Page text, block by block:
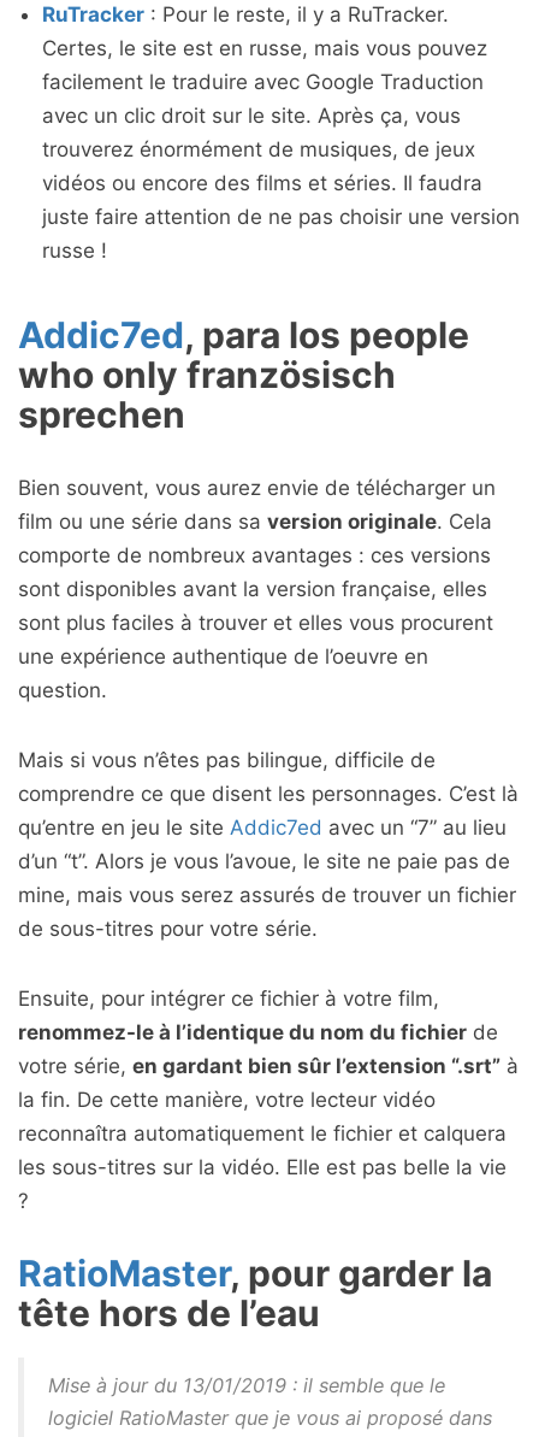
RuTracker : Pour le reste, il y a RuTracker.
Certes, le site est en russe, mais vous pouvez
facilement le traduire avec Google Traduction
avec un clic droit sur le site. Après ça, vous
trouverez énormément de musiques, de jeux
vidéos ou encore des films et séries. Il faudra
juste faire attention de ne pas choisir une version
russe !
Addic7ed, para los people
who only französisch
sprechen
Bien souvent, vous aurez envie de télécharger un
film ou une série dans sa version originale. Cela
comporte de nombreux avantages : ces versions
sont disponibles avant la version française, elles
sont plus faciles à trouver et elles vous procurent
une expérience authentique de l’oeuvre en
question.
Mais si vous n’êtes pas bilingue, difficile de
comprendre ce que disent les personnages. C’est là
qu’entre en jeu le site Addic7ed avec un “7” au lieu
d’un “t”. Alors je vous l’avoue, le site ne paie pas de
mine, mais vous serez assurés de trouver un fichier
de sous-titres pour votre série.
Ensuite, pour intégrer ce fichier à votre film,
renommez-le à l’identique du nom du fichier de
votre série, en gardant bien sûr l’extension “.srt” à
la fin. De cette manière, votre lecteur vidéo
reconnaîtra automatiquement le fichier et calquera
les sous-titres sur la vidéo. Elle est pas belle la vie
?
RatioMaster, pour garder la
tête hors de l’eau
Mise à jour du 13/01/2019 : il semble que le
logiciel RatioMaster que je vous ai proposé dans